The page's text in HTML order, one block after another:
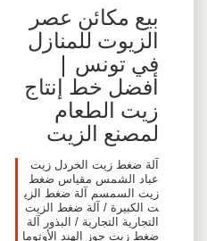
بيع مكائن عصر
الزيوت للمنازل
في تونس |
أفضل خط إنتاج
زيت الطعام
لمصنع الزيت
آلة ضغط زيت الخردل زيت
عباد الشمس مقياس ضغط
زيت السمسم آلة ضغط الزي
ت الكبيرة / آلة ضغط الزيت
التجارية التجارية / البذور آلة
ضغط زيت جوز الهند الأوتوما